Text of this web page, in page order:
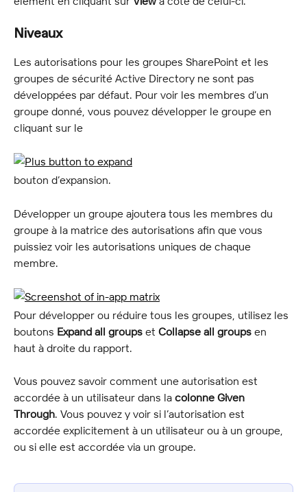
Niveaux
Les autorisations pour les groupes SharePoint et les
groupes de sécurité Active Directory ne sont pas
développées par défaut. Pour voir les membres d’un
groupe donné, vous pouvez développer le groupe en
cliquant sur le
bouton d’expansion.
Développer un groupe ajoutera tous les membres du
groupe à la matrice des autorisations afin que vous
puissiez voir les autorisations uniques de chaque
membre.
Pour développer ou réduire tous les groupes, utilisez les
boutons Expand all groups et Collapse all groups en
haut à droite du rapport.
Vous pouvez savoir comment une autorisation est
accordée à un utilisateur dans la colonne Given
Through. Vous pouvez y voir si l’autorisation est
accordée explicitement à un utilisateur ou à un groupe,
ou si elle est accordée via un groupe.